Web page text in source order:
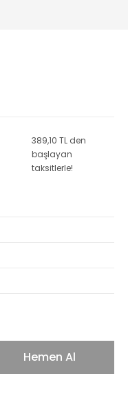
389,10 TL den
başlayan
taksitlerle!
Hemen Al